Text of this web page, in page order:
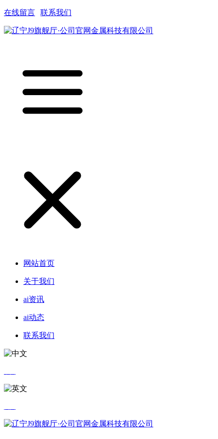
在线留言 联系我们
网站首页
关于我们
ai资讯
ai动态
联系我们